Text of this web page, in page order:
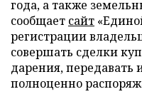
года, а также
сообщает сайт
регистрации
совершать сделки
дарения, передавать
полноценно